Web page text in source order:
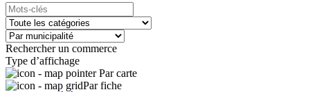
Rechercher un commerce
Type d’affichage
Par carte
Par fiche